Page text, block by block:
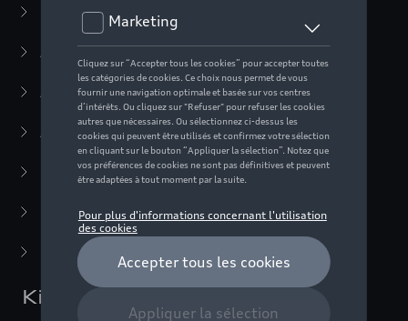
Casual Collection
Active Collection(30)
Audi Sport Collection(63)
ADUI collection(10)
F1 Collection(76)
Miniatures(22)
Dernière chance
Kids Collection